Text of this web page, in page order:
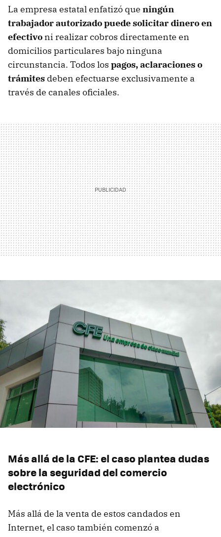
La empresa estatal enfatizó que ningún
trabajador autorizado puede solicitar dinero en
efectivo ni realizar cobros directamente en
domicilios particulares bajo ninguna
circunstancia. Todos los pagos, aclaraciones o
trámites deben efectuarse exclusivamente a
través de canales oficiales.
Más allá de la CFE: el caso plantea dudas
sobre la seguridad del comercio
electrónico
Más allá de la venta de estos candados en
Internet, el caso también comenzó a